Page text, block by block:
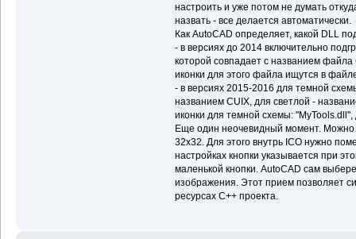
настроить и уже потом не думать
назвать - все делается автоматически.
Как AutoCAD определяет, какой DLL
- в версиях до 2014 включительно
которой совпадает с названием
иконки для этого файла ищутся в
- в версиях 2015-2016 для темной
названием CUIX, для светлой -
иконки для темной схемы:
Еще один неочевидный момент. Можно
32х32. Для этого внутрь ICO нужно
настройках кнопки указывается при
маленькой кнопки. AutoCAD сам
изображения. Этот прием позволяет
ресурсах C++ проекта.